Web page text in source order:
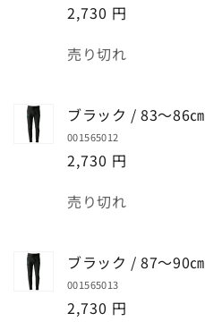
2,730 円
数
売り切れ
ブラック / 83～86㎝
001565012
2,730 円
数
売り切れ
ブラック / 87～90㎝
001565013
2,730 円